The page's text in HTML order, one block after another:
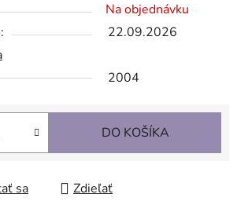
Na objednávku
22.09.2026
2004
DO KOŠÍKA
sa Zdieľať